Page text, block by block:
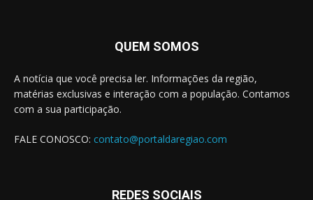
QUEM SOMOS
A notícia que você precisa ler. Informações da região,
matérias exclusivas e interação com a população. Contamos
com a sua participação.
FALE CONOSCO: contato@portaldaregiao.com
REDES SOCIAIS